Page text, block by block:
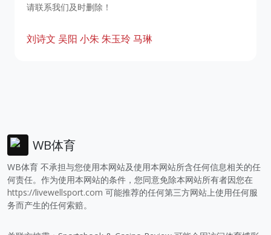
请联系我们及时删除！
刘诗文 吴阳 小朱 朱玉玲 马琳
WB体育
WB体育 不承担与您使用本网站及使用本网站所含任何信息相关的任
何责任。作为使用本网站的条件，您同意免除本网站所有者因您在
https://livewellsport.com 可能推荐的任何第三方网站上使用任何服
务而产生的任何索赔。